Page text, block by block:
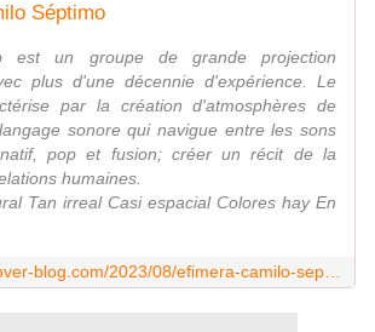
Séptimo
est un groupe de grande projection
plus d'une décennie d'expérience. Le
par la création d'atmosphères de
sonore qui navigue entre les sons
pop et fusion; créer un récit de la
humaines.
Tan irreal Casi espacial Colores hay En